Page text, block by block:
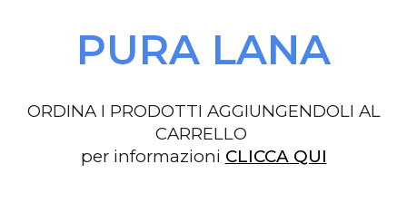
PURA LANA
ORDINA I PRODOTTI AGGIUNGENDOLI AL
CARRELLO
per informazioni CLICCA QUI